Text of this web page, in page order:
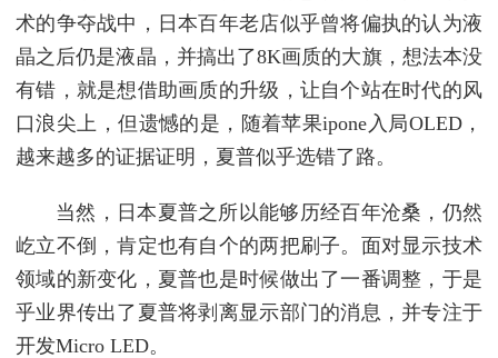
术的争夺战中，日本百年老店似乎曾将偏执的认为液
晶之后仍是液晶，并搞出了8K画质的大旗，想法本没
有错，就是想借助画质的升级，让自个站在时代的风
口浪尖上，但遗憾的是，随着苹果ipone入局OLED，
越来越多的证据证明，夏普似乎选错了路。
当然，日本夏普之所以能够历经百年沧桑，仍然
屹立不倒，肯定也有自个的两把刷子。面对显示技术
领域的新变化，夏普也是时候做出了一番调整，于是
乎业界传出了夏普将剥离显示部门的消息，并专注于
开发Micro LED。